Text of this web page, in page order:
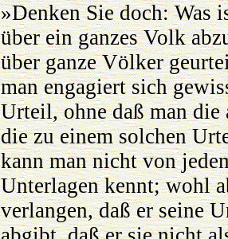
»Denken Sie doch: Was
über ein ganzes Volk
über ganze Völker
man engagiert sich
Urteil, ohne daß man
die zu einem solchen
kann man nicht von
Unterlagen kennt; wohl
verlangen, daß er seine